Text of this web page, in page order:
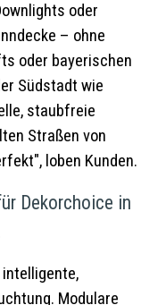
oder
– ohne
oder bayerischen
Südstadt wie
staubfreie
Straßen von
loben Kunden.
Dekorchoice in
Modulare